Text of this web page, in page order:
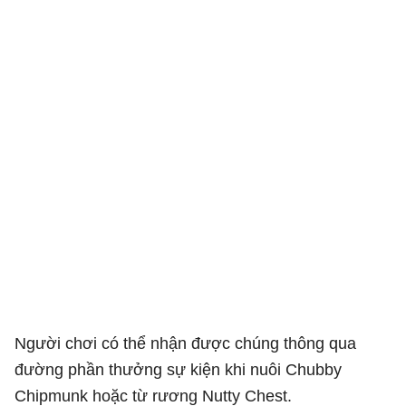
Người chơi có thể nhận được chúng thông qua
đường phần thưởng sự kiện khi nuôi Chubby
Chipmunk hoặc từ rương Nutty Chest.